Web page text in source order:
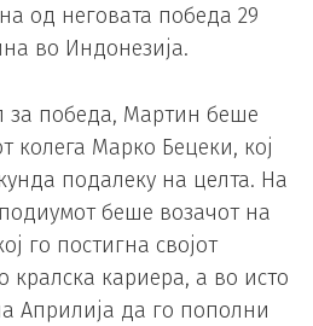
од неговата победа 29
во Индонезија.
за победа, Мартин беше
колега Марко Бецеки, кој
подалеку на целта. На
беше возачот на
го постигна својот
кралска кариера, а во исто
Априлија да го пополни